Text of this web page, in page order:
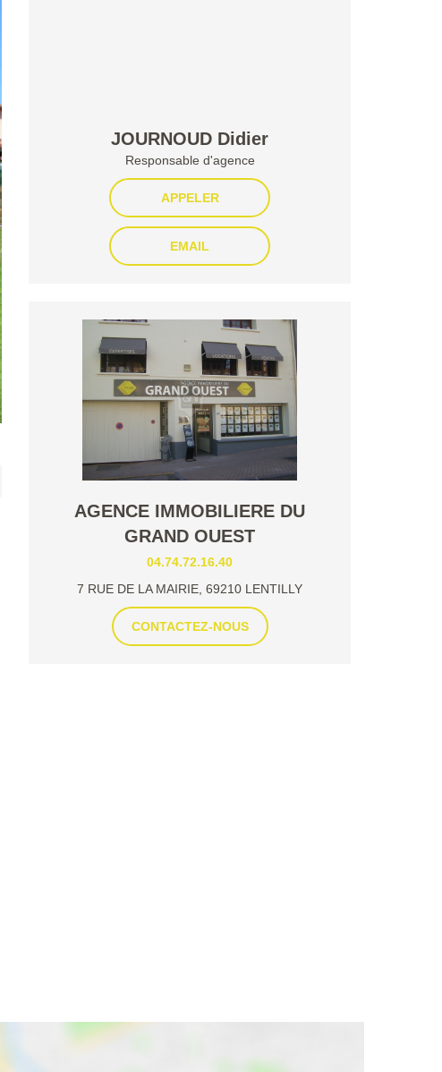
JOURNOUD Didier
Responsable d'agence
APPELER
EMAIL
AGENCE IMMOBILIERE DU
GRAND OUEST
04.74.72.16.40
7 RUE DE LA MAIRIE, 69210 LENTILLY
CONTACTEZ-NOUS